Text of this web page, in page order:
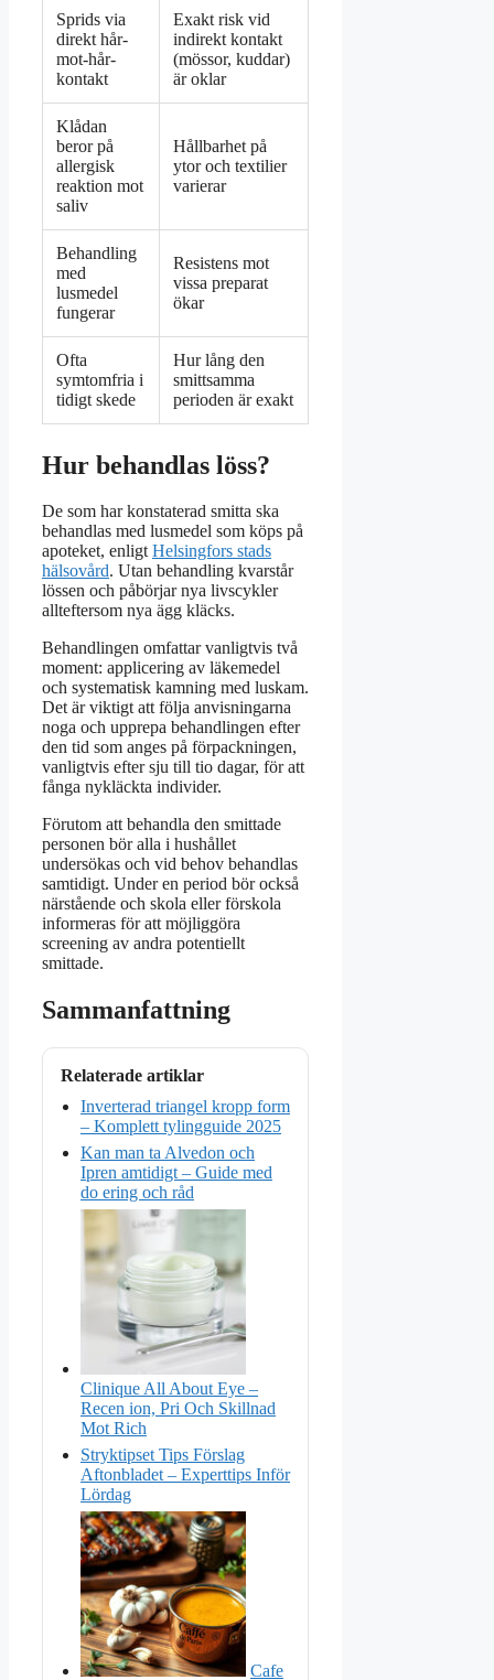
Sprids via
direkt hår-
mot-hår-
kontakt
Exakt risk vid
indirekt kontakt
(mössor, kuddar)
är oklar
Klådan
beror på
allergisk
reaktion mot
saliv
Hållbarhet på
ytor och textilier
varierar
Behandling
med
lusmedel
fungerar
Resistens mot
vissa preparat
ökar
Ofta
symtomfria i
tidigt skede
Hur lång den
smittsamma
perioden är exakt
Hur behandlas löss?
De som har konstaterad smitta ska
behandlas med lusmedel som köps på
apoteket, enligtHelsingfors stads
hälsovård. Utan behandling kvarstår
lössen och påbörjar nya livscykler
allteftersom nya ägg kläcks.
Behandlingen omfattar vanligtvis två
moment: applicering av läkemedel
och systematisk kamning med luskam.
Det är viktigt att följa anvisningarna
noga och upprepa behandlingen efter
den tid som anges på förpackningen,
vanligtvis efter sju till tio dagar, för att
fånga nykläckta individer.
Förutom att behandla den smittade
personen bör alla i hushållet
undersökas och vid behov behandlas
samtidigt. Under en period bör också
närstående och skola eller förskola
informeras för att möjliggöra
screening av andra potentiellt
smittade.
Sammanfattning
Relaterade artiklar
Inverterad triangel kropp form
– Komplett tylingguide 2025
Kan man ta Alvedon och
Ipren amtidigt – Guide med
do ering och råd
Clinique All About Eye –
Recen ion, Pri Och Skillnad
Mot Rich
Stryktipset Tips Förslag
Aftonbladet – Experttips Inför
Lördag
Cafe